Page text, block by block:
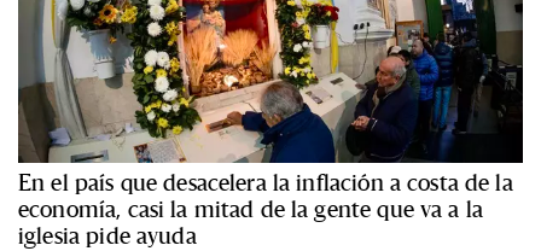
En el país que desacelera la inflación a costa de la
economía, casi la mitad de la gente que va a la
iglesia pide ayuda